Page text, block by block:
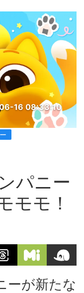
16 08:33:10
パニー
モモ！
ーが新たな